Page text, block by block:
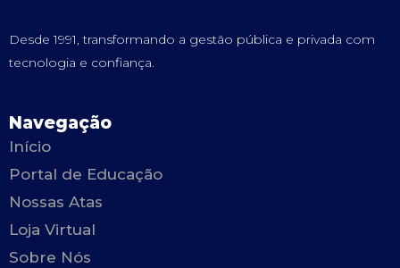
Desde 1991, transformando a gestão pública e privada com
tecnologia e confiança.
Navegação
Início
Portal de Educação
Nossas Atas
Loja Virtual
Sobre Nós